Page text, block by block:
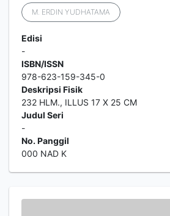
M. ERDIN YUDHATAMA
Edisi
-
ISBN/ISSN
978-623-159-345-0
Deskripsi Fisik
232 HLM., ILLUS 17 X 25 CM
Judul Seri
-
No. Panggil
000 NAD K